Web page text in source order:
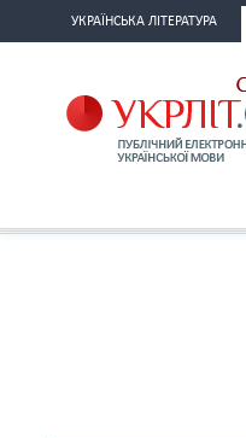
УКРАЇНСЬКА ЛІТЕРАТУРА